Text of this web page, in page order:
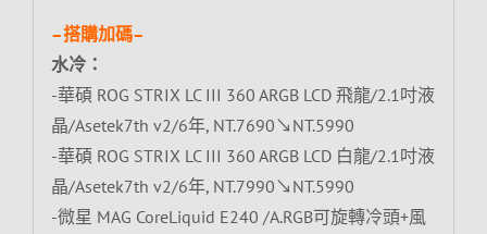
–搭購加碼–
水冷：
-華碩 ROG STRIX LC III 360 ARGB LCD 飛龍/2.1吋液
晶/Asetek7th v2/6年, NT.7690↘NT.5990
-華碩 ROG STRIX LC III 360 ARGB LCD 白龍/2.1吋液
晶/Asetek7th v2/6年, NT.7990↘NT.5990
-微星 MAG CoreLiquid E240 /A.RGB可旋轉冷頭+風